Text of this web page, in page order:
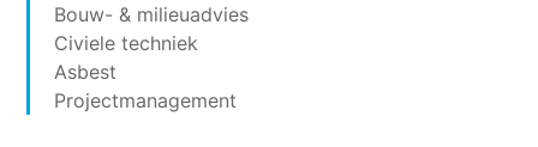
Bouw- & milieuadvies
Civiele techniek
Asbest
Projectmanagement